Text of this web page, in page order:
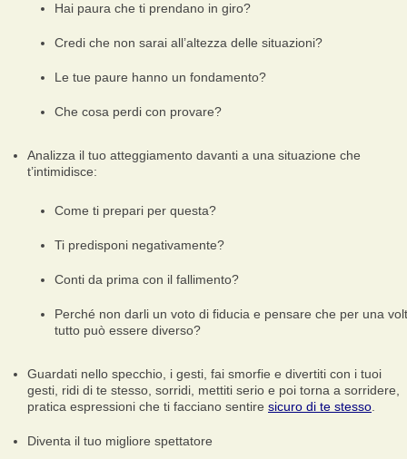
Hai paura che ti prendano in giro?
Credi che non sarai all’altezza delle situazioni?
Le tue paure hanno un fondamento?
Che cosa perdi con provare?
Analizza il tuo atteggiamento davanti a una situazione che
t’intimidisce:
Come ti prepari per questa?
Ti predisponi negativamente?
Conti da prima con il fallimento?
Perché non darli un voto di fiducia e pensare che per una
tutto può essere diverso?
Guardati nello specchio, i gesti, fai smorfie e divertiti con i tuoi
gesti, ridi di te stesso, sorridi, mettiti serio e poi torna a sorridere,
pratica espressioni che ti facciano sentire sicuro di te stesso
Diventa il tuo migliore spettatore